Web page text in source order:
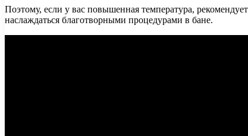
Поэтому, если у вас повышенная температура,
наслаждаться благотворными процедурами в бане.